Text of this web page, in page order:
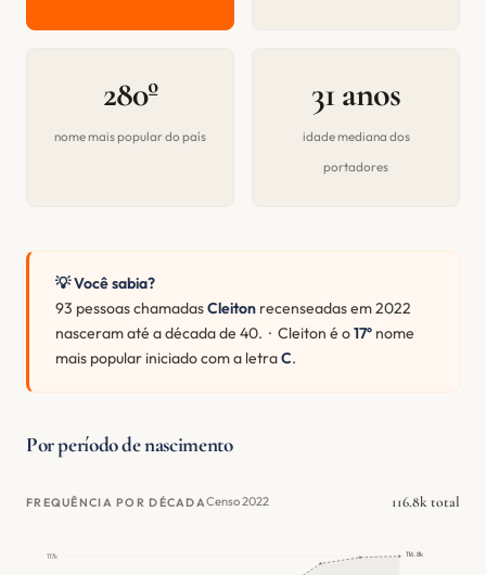
280º
nome mais popular do país
31 anos
idade mediana dos
portadores
💡 Você sabia?
93 pessoas chamadasCleiton recenseadas em 2022
nasceram até a década de 40. · Cleiton é o17º nome
mais popular iniciado com a letraC.
Por período de nascimento
FREQUÊNCIA POR DÉCADACenso 2022 116.8k total
117k 116.8k